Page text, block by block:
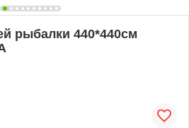
рыбалки 440*440см